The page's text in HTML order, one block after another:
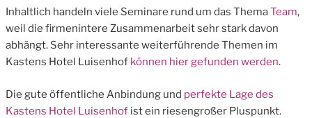
Inhaltlich handeln viele Seminare rund um das ThemaTeam,
weil die firmenintere Zusammenarbeit sehr stark davon
abhängt. Sehr interessante weiterführende Themen im
Kastens Hotel Luisenhof können hier gefunden werden.
Die gute öffentliche Anbindung und perfekte Lage des
Kastens Hotel Luisenhof ist ein riesengroßer Pluspunkt.